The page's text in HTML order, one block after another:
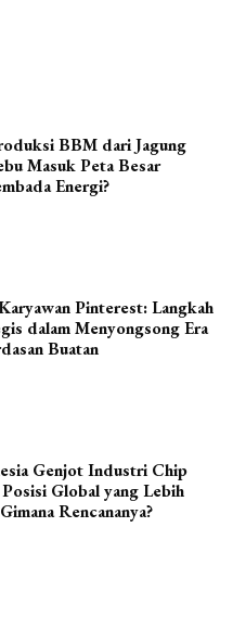
BBM dari Jagung
Masuk Peta Besar
Energi?
Pinterest: Langkah
dalam Menyongsong Era
Buatan
Genjot Industri Chip
Global yang Lebih
Rencananya?